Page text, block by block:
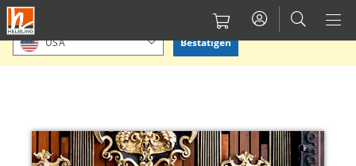
Direkt
zum
Inhalt
Bitte Standort bestätigen oder einen anderen auswählen.
USA Bestätigen